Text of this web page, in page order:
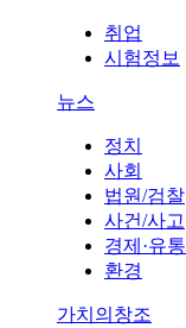
취업
시험정보
뉴스
정치
사회
법원/검찰
사건/사고
경제·유통
환경
가치의창조